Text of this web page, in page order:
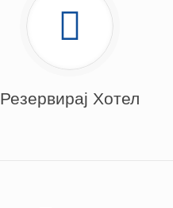
Резервирај Хотел